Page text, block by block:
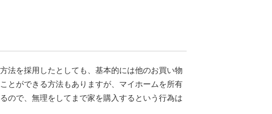
法を採用したとしても、基本的には他のお買い物
とができる方法もありますが、マイホームを所有
ので、無理をしてまで家を購入するという行為は